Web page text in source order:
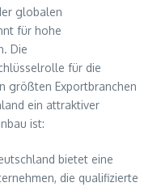
globalen
für hohe
Die
für die
größten Exportbranchen
ein attraktiver
ist:
bietet eine
die qualifizierte